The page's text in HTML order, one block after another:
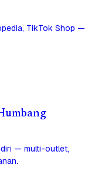
TikTok Shop —
— multi-outlet,